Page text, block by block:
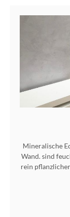
Mineralische
Wand. sind
rein